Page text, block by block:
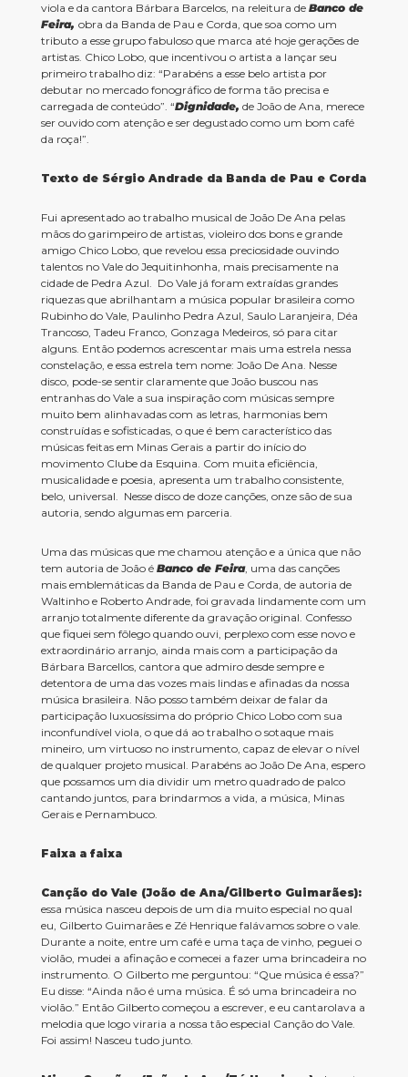
viola e da cantora Bárbara Barcelos, na releitura de Banco de
Feira, obra da Banda de Pau e Corda, que soa como um
tributo a esse grupo fabuloso que marca até hoje gerações de
artistas. Chico Lobo, que incentivou o artista a lançar seu
primeiro trabalho diz: “Parabéns a esse belo artista por
debutar no mercado fonográfico de forma tão precisa e
carregada de conteúdo”. “Dignidade, de João de Ana, merece
ser ouvido com atenção e ser degustado como um bom café
da roça!”.
Texto de Sérgio Andrade da Banda de Pau e Corda
Fui apresentado ao trabalho musical de João De Ana pelas
mãos do garimpeiro de artistas, violeiro dos bons e grande
amigo Chico Lobo, que revelou essa preciosidade ouvindo
talentos no Vale do Jequitinhonha, mais precisamente na
cidade de Pedra Azul. Do Vale já foram extraídas grandes
riquezas que abrilhantam a música popular brasileira como
Rubinho do Vale, Paulinho Pedra Azul, Saulo Laranjeira, Déa
Trancoso, Tadeu Franco, Gonzaga Medeiros, só para citar
alguns. Então podemos acrescentar mais uma estrela nessa
constelação, e essa estrela tem nome: João De Ana. Nesse
disco, pode-se sentir claramente que João buscou nas
entranhas do Vale a sua inspiração com músicas sempre
muito bem alinhavadas com as letras, harmonias bem
construídas e sofisticadas, o que é bem característico das
músicas feitas em Minas Gerais a partir do início do
movimento Clube da Esquina. Com muita eficiência,
musicalidade e poesia, apresenta um trabalho consistente,
belo, universal. Nesse disco de doze canções, onze são de sua
autoria, sendo algumas em parceria.
Uma das músicas que me chamou atenção e a única que não
tem autoria de João é Banco de Feira, uma das canções
mais emblemáticas da Banda de Pau e Corda, de autoria de
Waltinho e Roberto Andrade, foi gravada lindamente com um
arranjo totalmente diferente da gravação original. Confesso
que fiquei sem fôlego quando ouvi, perplexo com esse novo e
extraordinário arranjo, ainda mais com a participação da
Bárbara Barcellos, cantora que admiro desde sempre e
detentora de uma das vozes mais lindas e afinadas da nossa
música brasileira. Não posso também deixar de falar da
participação luxuosíssima do próprio Chico Lobo com sua
inconfundível viola, o que dá ao trabalho o sotaque mais
mineiro, um virtuoso no instrumento, capaz de elevar o nível
de qualquer projeto musical. Parabéns ao João De Ana, espero
que possamos um dia dividir um metro quadrado de palco
cantando juntos, para brindarmos a vida, a música, Minas
Gerais e Pernambuco.
Faixa a faixa
Canção do Vale (João de Ana/Gilberto Guimarães):
essa música nasceu depois de um dia muito especial no qual
eu, Gilberto Guimarães e Zé Henrique falávamos sobre o vale.
Durante a noite, entre um café e uma taça de vinho, peguei o
violão, mudei a afinação e comecei a fazer uma brincadeira no
instrumento. O Gilberto me perguntou: “Que música é essa?”
Eu disse: “Ainda não é uma música. É só uma brincadeira no
violão.” Então Gilberto começou a escrever, e eu cantarolava a
melodia que logo viraria a nossa tão especial Canção do Vale.
Foi assim! Nasceu tudo junto.